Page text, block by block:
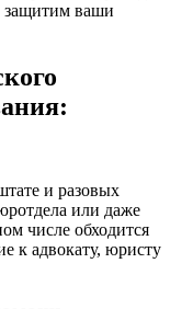
защитим ваши
и разовых
или даже
числе обходится
к адвокату, юристу